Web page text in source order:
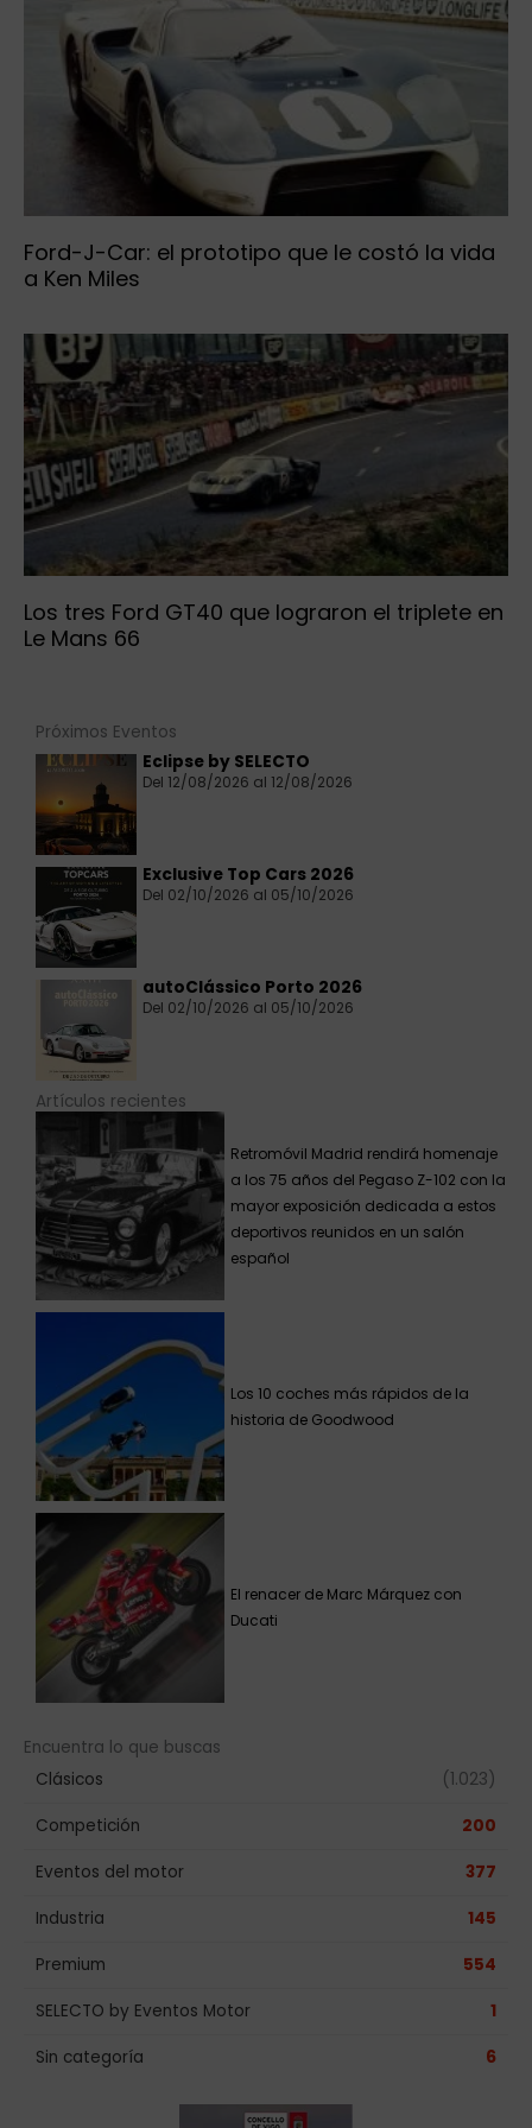
Ford-J-Car: el prototipo que le costó la vida
a Ken Miles
Los tres Ford GT40 que lograron el triplete en
Le Mans 66
Próximos Eventos
Eclipse by SELECTO
Del 12/08/2026 al 12/08/2026
Exclusive Top Cars 2026
Del 02/10/2026 al 05/10/2026
autoClássico Porto 2026
Del 02/10/2026 al 05/10/2026
Artículos recientes
Retromóvil Madrid rendirá homenaje
a los 75 años del Pegaso Z-102 con la
mayor exposición dedicada a estos
deportivos reunidos en un salón
español
Los 10 coches más rápidos de la
historia de Goodwood
El renacer de Marc Márquez con
Ducati
Encuentra lo que buscas
Clásicos
(1.023)
Competición 200
Eventos del motor 377
Industria 145
Premium 554
SELECTO by Eventos Motor 1
Sin categoría 6